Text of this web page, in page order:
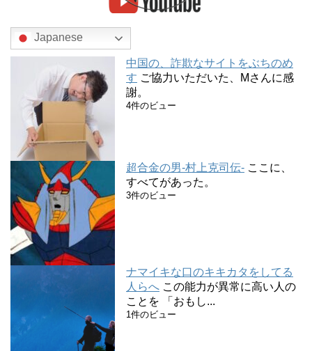
Japanese
中国の、詐欺なサイトをぶちのめ
す ご協力いただいた、Mさんに感
謝。
4件のビュー
超合金の男-村上克司伝- ここに、
すべてがあった。
3件のビュー
ナマイキな口のキキカタをしてる
人らへ この能力が異常に高い人の
ことを 「おもし...
1件のビュー